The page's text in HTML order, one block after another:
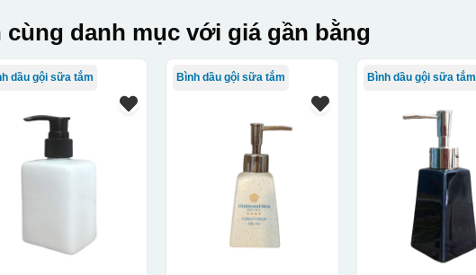
cùng danh mục với giá gần bằng
dầu gội sữa tắm Bình dầu gội sữa tắm Bình dầu gội sữa tắm